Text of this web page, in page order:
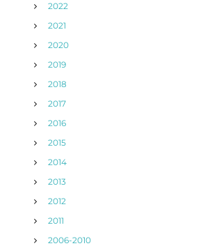
2022
2021
2020
2019
2018
2017
2016
2015
2014
2013
2012
2011
2006-2010